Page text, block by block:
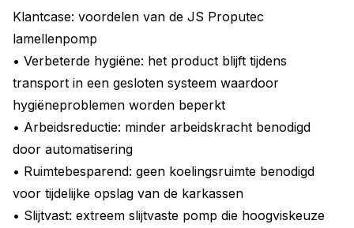
Klantcase: voordelen van de JS Proputec
lamellenpomp
• Verbeterde hygiëne: het product blijft tijdens
transport in een gesloten systeem waardoor
hygiëneproblemen worden beperkt
• Arbeidsreductie: minder arbeidskracht benodigd
door automatisering
• Ruimtebesparend: geen koelingsruimte benodigd
voor tijdelijke opslag van de karkassen
• Slijtvast: extreem slijtvaste pomp die hoogviskeuze